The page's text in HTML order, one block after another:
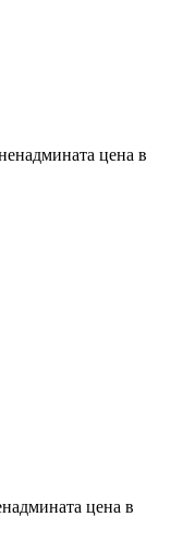
цена в
цена в